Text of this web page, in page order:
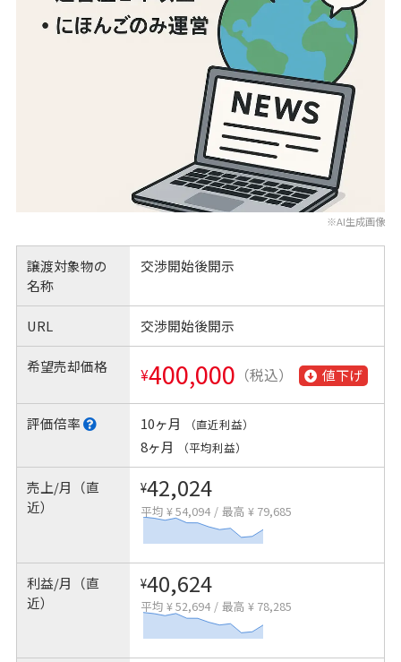
※AI生成画像
譲渡対象物の
名称
交渉開始後開示
URL 交渉開始後開示
希望売却価格 ¥400,000 （税込） 値下げ
評価倍率 10ヶ月 （直近利益）
8ヶ月 （平均利益）
売上/月（直
近）
¥42,024
平均 ¥ 54,094 / 最高 ¥ 79,685
利益/月（直
近）
¥40,624
平均 ¥ 52,694 / 最高 ¥ 78,285